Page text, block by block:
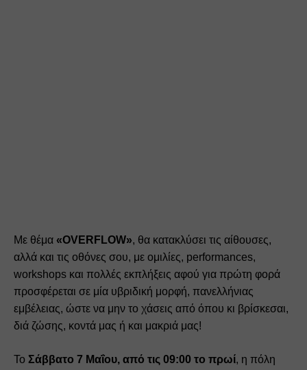
Με θέμα «OVERFLOW», θα κατακλύσει τις αίθουσες,
αλλά και τις οθόνες σου, με ομιλίες, performances,
workshops και πολλές εκπλήξεις αφού για πρώτη φορά
προσφέρεται σε μία υβριδική μορφή, πανελλήνιας
εμβέλειας, ώστε να μην το χάσεις από όπου κι βρίσκεσαι,
διά ζώσης, κοντά μας ή και μακριά μας!
Το Σάββατο 7 Μαΐου, από τις 09:00 το πρωί, η πόλη